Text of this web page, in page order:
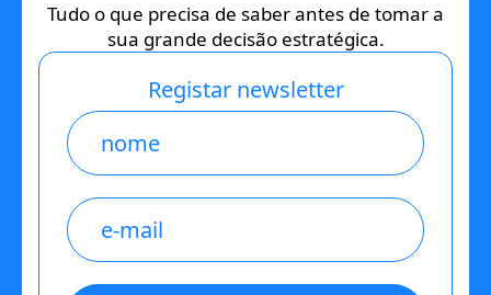
Tudo o que precisa de saber antes de tomar a
sua grande decisão estratégica.
Registar newsletter
Name
E-
mail
*